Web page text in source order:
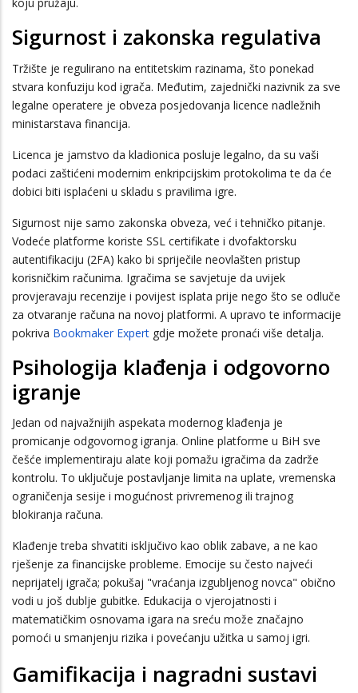
koju pružaju.
Sigurnost i zakonska regulativa
Tržište je regulirano na entitetskim razinama, što ponekad
stvara konfuziju kod igrača. Međutim, zajednički nazivnik za sve
legalne operatere je obveza posjedovanja licence nadležnih
ministarstava financija.
Licenca je jamstvo da kladionica posluje legalno, da su vaši
podaci zaštićeni modernim enkripcijskim protokolima te da će
dobici biti isplaćeni u skladu s pravilima igre.
Sigurnost nije samo zakonska obveza, već i tehničko pitanje.
Vodeće platforme koriste SSL certifikate i dvofaktorsku
autentifikaciju (2FA) kako bi spriječile neovlašten pristup
korisničkim računima. Igračima se savjetuje da uvijek
provjeravaju recenzije i povijest isplata prije nego što se odluče
za otvaranje računa na novoj platformi. A upravo te informacije
pokriva Bookmaker Expert gdje možete pronaći više detalja.
Psihologija klađenja i odgovorno
igranje
Jedan od najvažnijih aspekata modernog klađenja je
promicanje odgovornog igranja. Online platforme u BiH sve
češće implementiraju alate koji pomažu igračima da zadrže
kontrolu. To uključuje postavljanje limita na uplate, vremenska
ograničenja sesije i mogućnost privremenog ili trajnog
blokiranja računa.
Klađenje treba shvatiti isključivo kao oblik zabave, a ne kao
rješenje za financijske probleme. Emocije su često najveći
neprijatelj igrača; pokušaj "vraćanja izgubljenog novca" obično
vodi u još dublje gubitke. Edukacija o vjerojatnosti i
matematičkim osnovama igara na sreću može značajno
pomoći u smanjenju rizika i povećanju užitka u samoj igri.
Gamifikacija i nagradni sustavi